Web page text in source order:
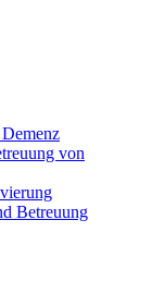
von
Betreuung